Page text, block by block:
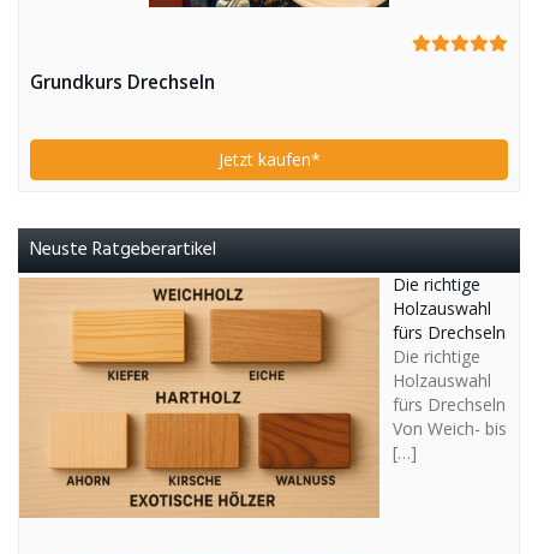
Grundkurs Drechseln
Jetzt kaufen*
Neuste Ratgeberartikel
Die richtige
Holzauswahl
fürs Drechseln
Die richtige
Holzauswahl
fürs Drechseln
Von Weich- bis
[…]